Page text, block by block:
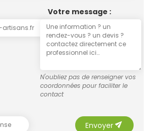
Votre message :
N'oubliez pas de renseigner vos
coordonnées pour faciliter le
contact
Envoyersend